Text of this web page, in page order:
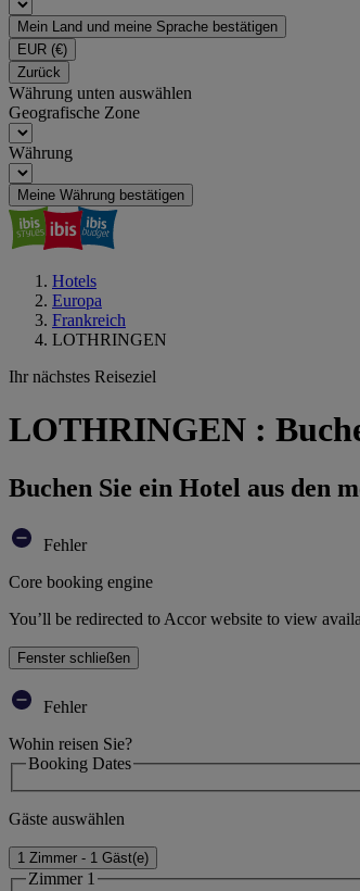
Mein Land und meine Sprache bestätigen
EUR (€)
Zurück
Währung unten auswählen
Geografische Zone
Währung
Meine Währung bestätigen
Hotels
Europa
Frankreich
LOTHRINGEN
Ihr nächstes Reiseziel
LOTHRINGEN :
Buchen Sie ein Hotel aus den
Fehler
Core booking engine
You’ll be redirected to Accor website to view
Fenster schließen
Fehler
Wohin reisen Sie?
Booking Dates
Gäste auswählen
1 Zimmer - 1 Gäst(e)
Zimmer 1